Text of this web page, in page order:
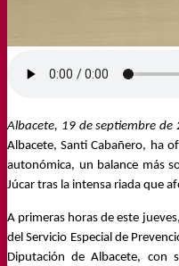
Albacete, 19 de septiembre de
Albacete, Santi Cabañero, ha
autonómica, un balance más
Júcar tras la intensa riada que
A primeras horas de este
del Servicio Especial de
Diputación de Albacete, con